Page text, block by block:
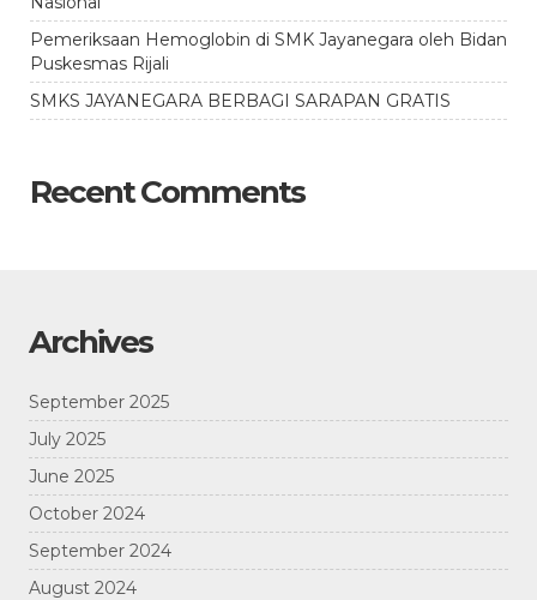
Pemeriksaan Hemoglobin di SMK Jayanegara oleh Bidan
Puskesmas Rijali
SMKS JAYANEGARA BERBAGI SARAPAN GRATIS
Recent Comments
Archives
September 2025
July 2025
June 2025
October 2024
September 2024
August 2024